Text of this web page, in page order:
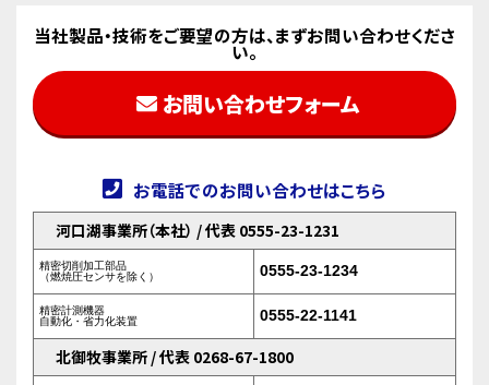
当社製品・技術をご要望の方は、まずお問い合わせくださ
い。
お問い合わせフォーム
お電話でのお問い合わせはこちら
河口湖事業所（本社） / 代表 0555-23-1231
精密切削加工部品
（燃焼圧センサを除く）
0555-23-1234
精密計測機器
自動化・省力化装置
0555-22-1141
北御牧事業所 / 代表 0268-67-1800